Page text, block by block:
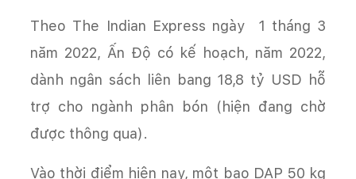
Theo The Indian Express ngày 1 tháng 3
năm 2022, Ấn Độ có kế hoạch, năm 2022,
dành ngân sách liên bang 18,8 tỷ USD hỗ
trợ cho ngành phân bón (hiện đang chờ
được thông qua).
Vào thời điểm hiện nay, một bao DAP 50 kg